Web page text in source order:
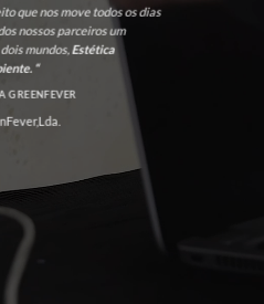
que nos move todos os dias
nossos parceiros um
mundos, Estética
“
GREENFEVER